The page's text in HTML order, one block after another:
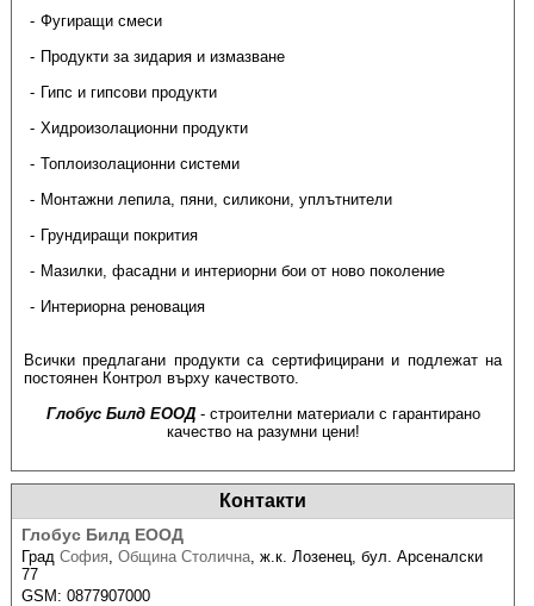
Фугиращи смеси
Продукти за зидария и измазване
Гипс и гипсови продукти
Хидроизолационни продукти
Топлоизолационни системи
Монтажни лепила, пяни, силикони, уплътнители
Грундиращи покрития
Мазилки, фасадни и интериорни бои от ново поколение
Интериорна реновация
Всички предлагани продукти са сертифицирани и подлежат на
постоянен Контрол върху качеството.
Глобус Билд ЕООД- строителни материали с гарантирано
качество на разумни цени!
Контакти
Глобус Билд ЕООД
ГрадСофия,Община Столична,ж.к. Лозенец, бул. Арсеналски
77
GSM:0877907000